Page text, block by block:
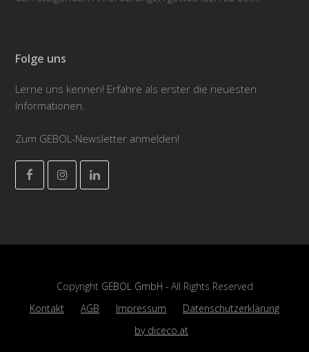
Folge uns
Lerne uns kennen! Erfahre als erster die neuesten
Informationen.
Zum GEBOL-Newsletter anmelden!
FacebookInstagramLinkedIn
Copyright GEBOL GmbH - All Rights Reserved
Kontakt
AGB Impressum
Datenschutzerklärung
by diceco.at